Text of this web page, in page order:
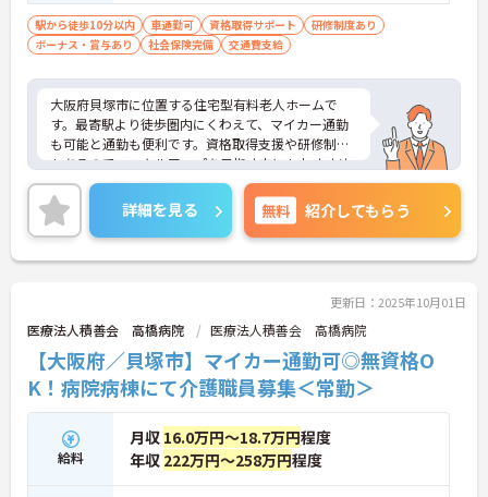
駅から徒歩10分以内 車通勤可 資格取得サポート
研修制度あり
ボーナス・賞与あり
社会保険完備 交通費支給
大阪府貝塚市に位置する住宅型有料老人ホームで
す。最寄駅より徒歩圏内にくわえて、マイカー通勤
も可能と通勤も便利です。資格取得支援や研修制度
もあるので、スキルアップを目指す方にもおすすめ
です。ご興味をお持ちの方はお気軽にお問い合わせ
ください。
詳細を見る 無料 紹介してもらう
更新日：2025年10月01日
医療法人積善会 高橋病院 医療法人積善会 高橋病院
【大阪府／貝塚市】マイカー通勤可◎無資格O
K！病院病棟にて介護職員募集＜常勤＞
給料
月収 16.0万円～18.7万円程度
年収 222万円～258万円程度